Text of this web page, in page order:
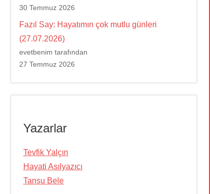
30 Temmuz 2026
Fazıl Say: Hayatımın çok mutlu günleri
(27.07.2026)
evetbenim tarafından
27 Temmuz 2026
Yazarlar
Tevfik Yalçın
Hayati Asılyazıcı
Tansu Bele